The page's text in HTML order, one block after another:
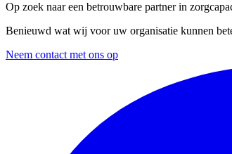
Op zoek naar een betrouwbare partner in
Benieuwd wat wij voor uw organisatie kunnen
Neem contact met ons op